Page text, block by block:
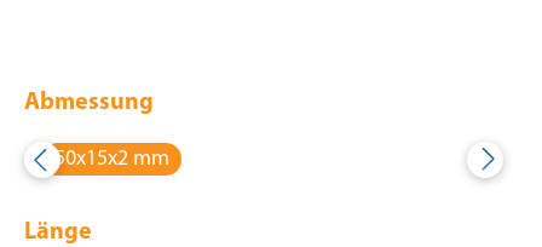
Abmessung
50x15x2 mm
Länge